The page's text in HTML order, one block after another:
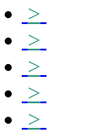
>
>
>
>
>